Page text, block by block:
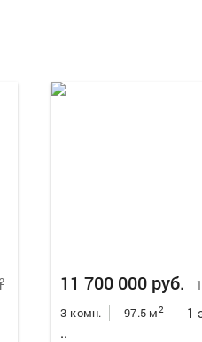
2 11 700 000 руб.
3-комн. 97.5 м2 1
..